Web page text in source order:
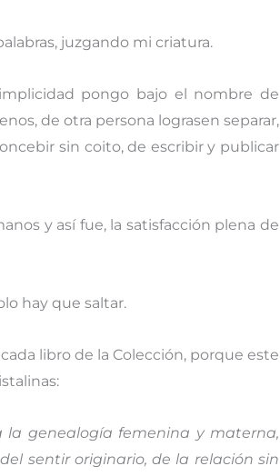
juzgando mi criatura.
pongo bajo el nombre de
de otra persona lograsen separar,
sin coito, de escribir y publicar
y así fue, la satisfacción plena de
hay que saltar.
libro de la Colección, porque este
la genealogía femenina y materna,
sentir originario, de la relación sin